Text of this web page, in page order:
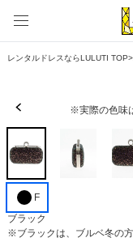
レンタルドレスならLULUTI TOP>
※実際の色味
F
ブラック
※ブラックは、 ブルベ冬の